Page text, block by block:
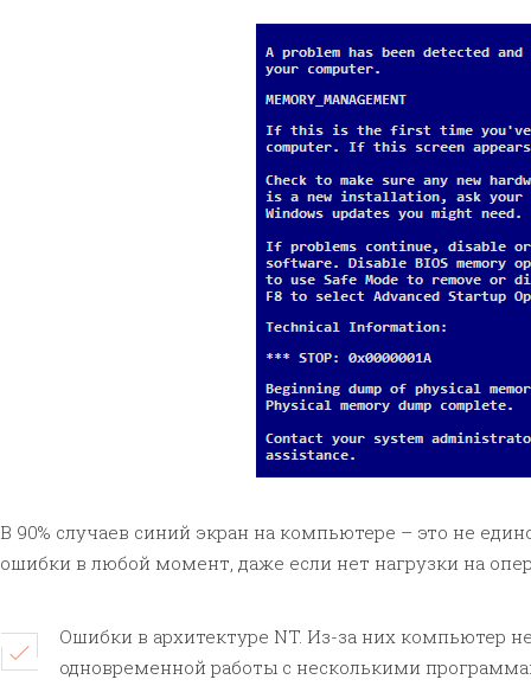
В 90% случаев синий экран на компьютере – это не
ошибки в любой момент, даже если нет нагрузки на
Ошибки в архитектуре NT. Из-за них компьютер
одновременной работы с несколькими